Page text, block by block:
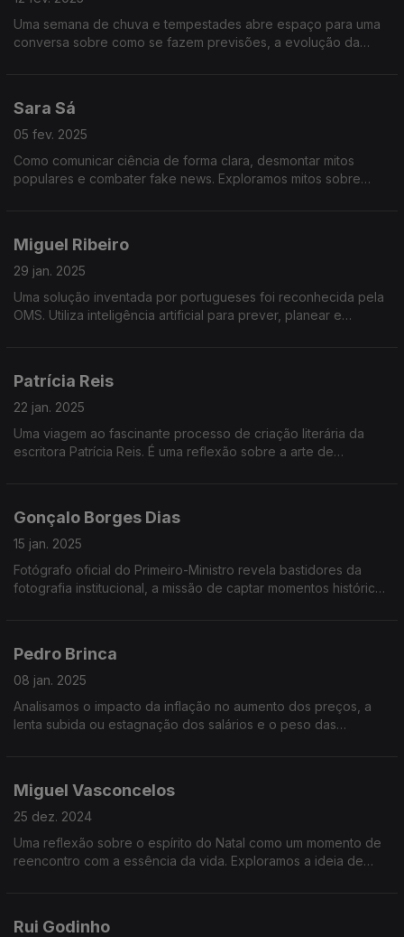
Uma semana de chuva e tempestades abre espaço para uma
conversa sobre como se fazem previsões, a evolução da
Sara Sá
05 fev. 2025
Como comunicar ciência de forma clara, desmontar mitos
populares e combater fake news. Exploramos mitos sobre
Miguel Ribeiro
29 jan. 2025
Uma solução inventada por portugueses foi reconhecida pela
OMS. Utiliza inteligência artificial para prever, planear e
Patrícia Reis
22 jan. 2025
Uma viagem ao fascinante processo de criação literária da
escritora Patrícia Reis. É uma reflexão sobre a arte de
Gonçalo Borges Dias
15 jan. 2025
Fotógrafo oficial do Primeiro-Ministro revela bastidores da
fotografia institucional, a missão de captar momentos históricos
Pedro Brinca
08 jan. 2025
Analisamos o impacto da inflação no aumento dos preços, a
lenta subida ou estagnação dos salários e o peso das
Miguel Vasconcelos
25 dez. 2024
Uma reflexão sobre o espírito do Natal como um momento de
reencontro com a essência da vida. Exploramos a ideia de
Rui Godinho